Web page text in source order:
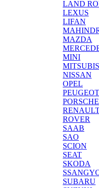
LAND
LEXUS
LIFAN
MAZDA
MINI
NISSAN
OPEL
PEUGEOT
PORSCHE
ROVER
SAAB
SAO
SCION
SEAT
SKODA
SUBARU